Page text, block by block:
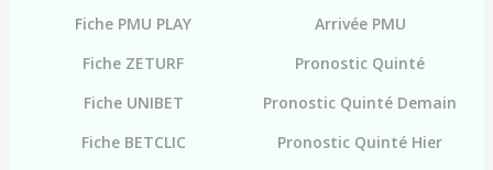
Fiche PMU PLAY
Fiche ZETURF
Fiche UNIBET
Fiche BETCLIC
Arrivée PMU
Pronostic Quinté
Pronostic Quinté Demain
Pronostic Quinté Hier